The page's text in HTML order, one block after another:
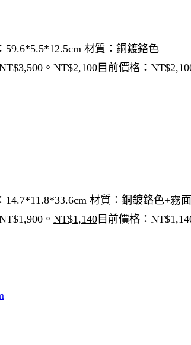
59.6*5.5*12.5cm 材質：銅鍍鉻色
。 NT$2,100 目前價格：
14.7*11.8*33.6cm 材質：銅鍍鉻色+霧
。 NT$1,140 目前價格：